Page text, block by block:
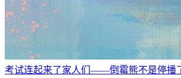
考试连起来了家人们——倒霉熊不是停播